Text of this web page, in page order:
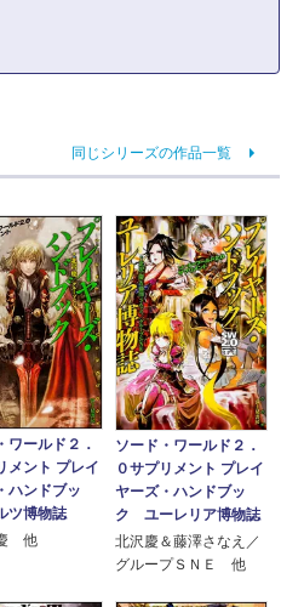
同じシリーズの作品一覧
ワールド２．
メント プレイ
ハンドブッ
博物誌
他
ソード・ワールド２．
０サプリメント プレイ
ヤーズ・ハンドブッ
ク ユーレリア博物誌
北沢慶＆藤澤さなえ／
グループＳＮＥ 他